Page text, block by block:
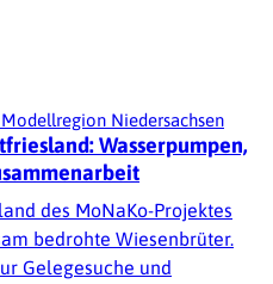
Niedersachsen
Wasserpumpen,
des MoNaKo-Projektes
bedrohte Wiesenbrüter.
Gelegesuche und